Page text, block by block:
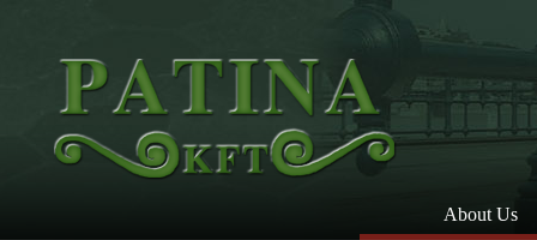
About Us